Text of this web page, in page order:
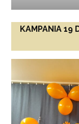
KAMPANIA 19